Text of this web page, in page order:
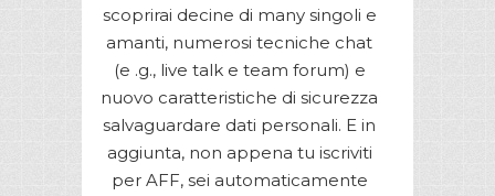
scoprirai decine di many singoli e
amanti, numerosi tecniche chat
(e .g., live talk e team forum) e
nuovo caratteristiche di sicurezza
salvaguardare dati personali. E in
aggiunta, non appena tu iscriviti
per AFF, sei automaticamente